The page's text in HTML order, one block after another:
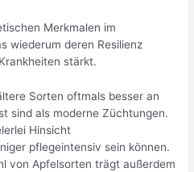
Merkmalen im
wiederum deren Resilienz
stärkt.
Sorten oftmals besser an
sind als moderne Züchtungen.
Hinsicht
pflegeintensiv sein können.
von Apfelsorten trägt außerdem